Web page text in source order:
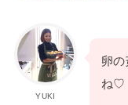
YUKI
卵
ね♡